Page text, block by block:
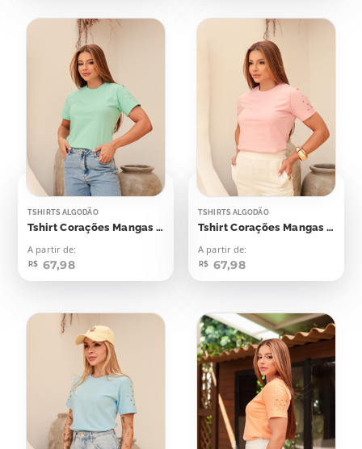
TSHIRTS ALGODÃO
Tshirt Corações Mangas Aplicação
A partir de:
R$ 67,98
TSHIRTS ALGODÃO
Tshirt Corações Mangas Aplicação
A partir de:
R$ 67,98